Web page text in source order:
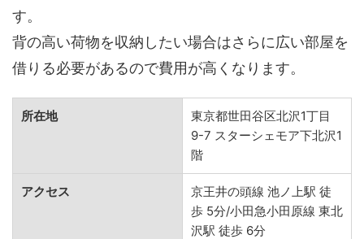
す。
背の高い荷物を収納したい場合はさらに広い部屋を
借りる必要があるので費用が高くなります。
所在地
東京都世田谷区北沢1丁目
9-7 スターシェモア下北沢1
階
アクセス
京王井の頭線 池ノ上駅 徒
歩 5分/小田急小田原線 東北
沢駅 徒歩 6分